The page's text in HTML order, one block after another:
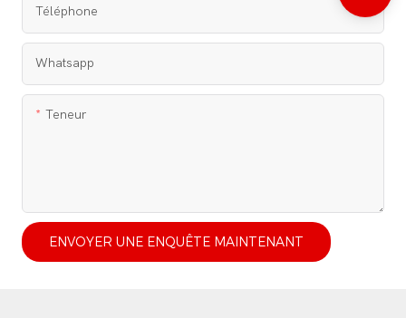
Téléphone
Whatsapp
Teneur
ENVOYER UNE ENQUÊTE MAINTENANT